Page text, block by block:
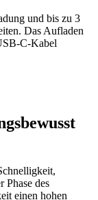
und bis zu 3
Das Aufladen
C-Kabel
Phase des
einen hohen